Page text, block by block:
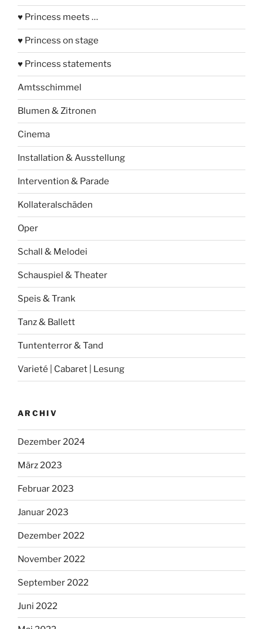
♥ Princess meets …
♥ Princess on stage
♥ Princess statements
Amtsschimmel
Blumen & Zitronen
Cinema
Installation & Ausstellung
Intervention & Parade
Kollateralschäden
Oper
Schall & Melodei
Schauspiel & Theater
Speis & Trank
Tanz & Ballett
Tuntenterror & Tand
Varieté | Cabaret | Lesung
ARCHIV
Dezember 2024
März 2023
Februar 2023
Januar 2023
Dezember 2022
November 2022
September 2022
Juni 2022